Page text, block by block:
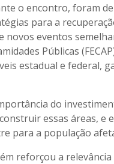
o encontro, foram
para a
novos eventos
Públicas
estadual e federal,
do
essas áreas, e
para a população
reforçou a relevância